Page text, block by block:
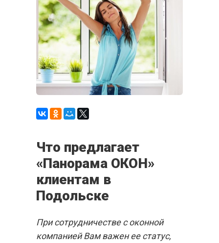
Готовые решения
Что предлагает
«Панорама ОКОН»
клиентам в
Подольске
При сотрудничестве с оконной
компанией Вам важен ее статус,